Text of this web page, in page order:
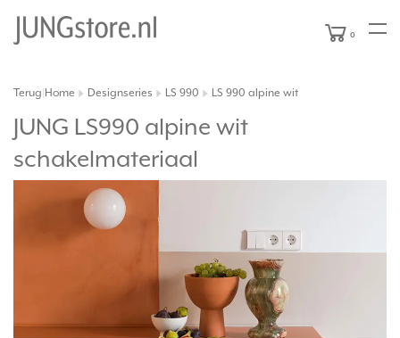
0
Terug Home Designseries LS 990 LS 990 alpine wit
JUNG LS990 alpine wit
schakelmateriaal